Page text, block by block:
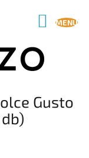
KOSÁR
Gusto